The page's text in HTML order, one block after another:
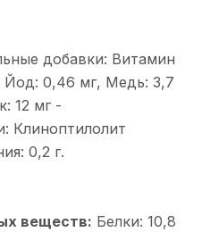
добавки: Витамин
Йод: 0,46 мг, Медь: 3,7
12 мг -
Клиноптилолит
0,2 г.
веществ: Белки: 10,8